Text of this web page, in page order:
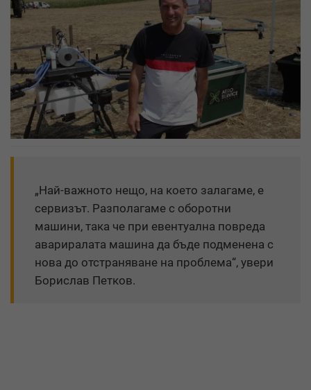
„Най-важното нещо, на което залагаме, е
сервизът. Разполагаме с оборотни
машини, така че при евентуална повреда
авариралата машина да бъде подменена с
нова до отстраняване на проблема“, увери
Борислав Петков.